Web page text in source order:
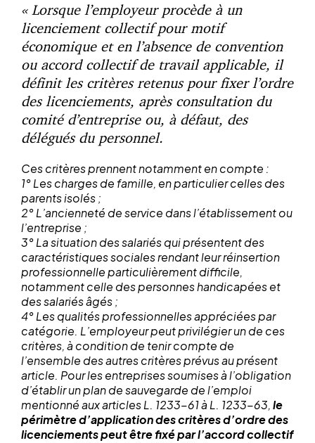
« Lorsque l’employeur procède à un
licenciement collectif pour motif
économique et en l’absence de convention
ou accord collectif de travail applicable, il
définit les critères retenus pour fixer l’ordre
des licenciements, après consultation du
comité d’entreprise ou, à défaut, des
délégués du personnel.
Ces critères prennent notamment en compte :
1° Les charges de famille, en particulier celles des
parents isolés ;
2° L’ancienneté de service dans l’établissement ou
l’entreprise ;
3° La situation des salariés qui présentent des
caractéristiques sociales rendant leur réinsertion
professionnelle particulièrement difficile,
notamment celle des personnes handicapées et
des salariés âgés ;
4° Les qualités professionnelles appréciées par
catégorie. L’employeur peut privilégier un de ces
critères, à condition de tenir compte de
l’ensemble des autres critères prévus au présent
article. Pour les entreprises soumises à l’obligation
d’établir un plan de sauvegarde de l’emploi
mentionné aux articles L. 1233-61 à L. 1233-63,le
périmètre d’application des critères d’ordre des
licenciements peut être fixé par l’accord collectif